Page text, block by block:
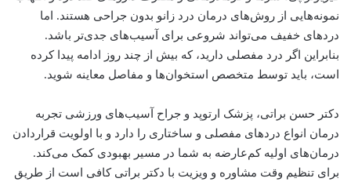
نمونه‌هایی از روش‌های درمان درد زانو بدون جراحی هستند. اما
دردهای خفیف می‌تواند شروعی برای آسیب‌های جدی‌تر باشد.
بنابراین اگر درد مفصلی دارید، که بیش از چند روز ادامه پیدا کرده
است، باید توسط متخصص استخوان‌ها و مفاصل معاینه شوید.
دکتر حسن براتی، پزشک ارتوپد و جراح آسیب‌های ورزشی تجربه
درمان انواع دردهای مفصلی و ساختاری را دارد و با اولویت قراردادن
درمان‌های اولیه کم‌عارضه به شما در مسیر بهبودی کمک می‌کند.
برای تنظیم وقت مشاوره و ویزیت با دکتر براتی کافی است از طریق